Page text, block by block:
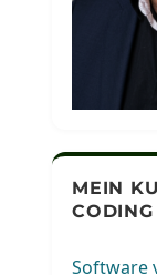
MEIN
CODING
Software